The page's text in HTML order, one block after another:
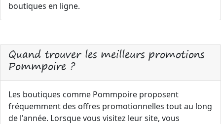
boutiques en ligne.
Quand trouver les meilleurs promotions
Pommpoire ?
Les boutiques comme Pommpoire proposent
fréquemment des offres promotionnelles tout au long
de l'année. Lorsque vous visitez leur site, vous